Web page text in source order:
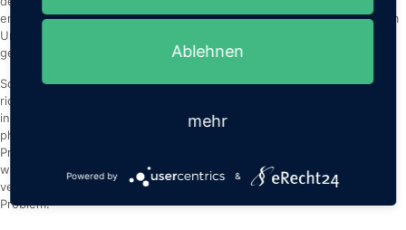
enthalten sind. Das Ganze wird dann im Rahmen einer Präsentation im
Unterricht vorgestellt als auch bewertet, um auf diese Weise die
gemachten Erfahrungen bestmöglich aufzuarbeiten und zu sichern.
Sollte es sich herausstellen, dass der gewählte Beruf doch nicht der
richtige ist, haben unsere Schülerinnen und Schüler die Gelegenheit,
in der zweiten Praktikums-
phase, die sich an die mehrwöchige Auswertungs- und
Präsentationsphase anschließt, den Beruf zu wechseln und es
während eines Zeitraums von erneut zehn Wochen wieder zu
versuchen, den für sich passenden Beruf zu finden. Dank 4 + 1 kein
Problem!
Ablehnen
mehr
Powered by &